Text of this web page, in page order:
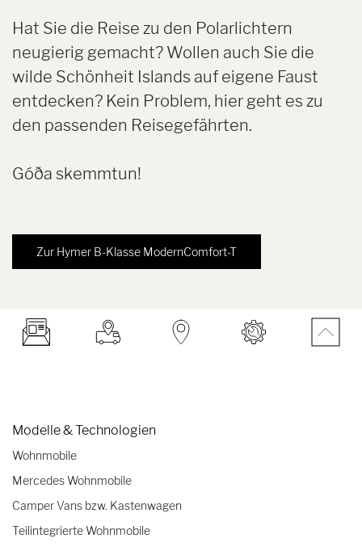
Hat Sie die Reise zu den Polarlichtern
neugierig gemacht? Wollen auch Sie die
wilde Schönheit Islands auf eigene Faust
entdecken? Kein Problem, hier geht es zu
den passenden Reisegefährten.
Góða skemmtun!
Zur Hymer B-Klasse ModernComfort-T
Modelle & Technologien
Wohnmobile
Mercedes Wohnmobile
Camper Vans bzw. Kastenwagen
Teilintegrierte Wohnmobile